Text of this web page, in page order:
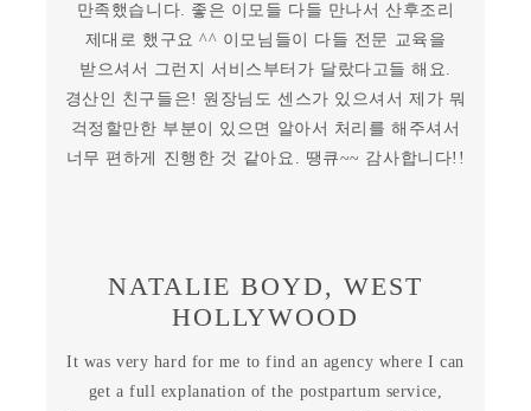
만족했습니다. 좋은 이모들 다들 만나서 산후조리
제대로 했구요 ^^ 이모님들이 다들 전문 교육을
받으셔서 그런지 서비스부터가 달랐다고들 해요.
경산인 친구들은! 원장님도 센스가 있으셔서 제가 뭐
걱정할만한 부분이 있으면 알아서 처리를 해주셔서
너무 편하게 진행한 것 같아요. 땡큐~~ 감사합니다!!
NATALIE BOYD, WEST
HOLLYWOOD
It was very hard for me to find an agency where I can
get a full explanation of the postpartum service,